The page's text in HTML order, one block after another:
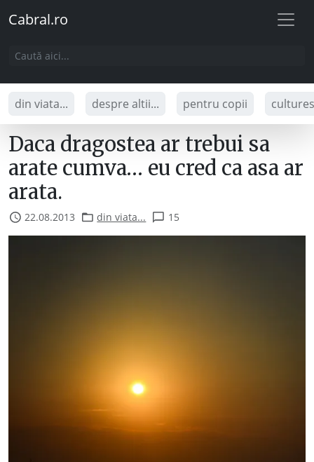
Cabral.ro
din viata... despre altii... pentru copii
Daca dragostea ar trebui sa
arate cumva… eu cred ca asa ar
arata.
22.08.2013 din viata... 15